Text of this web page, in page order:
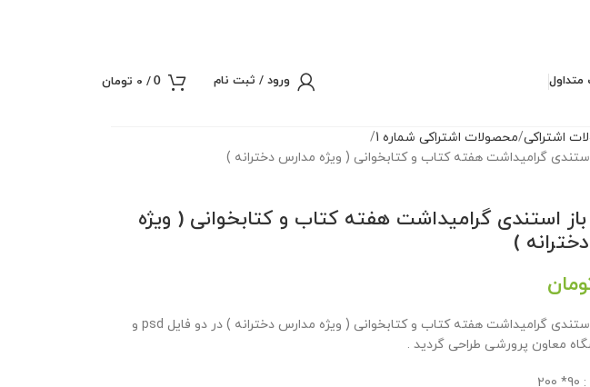
متداول ورود / ثبت نام 0
/
0 تومان
اشتراکی محصولات اشتراکی شماره 1
استندی گرامیداشت هفته کتاب و کتابخوانی ( ویژه مدارس دخترانه )
باز استندی گرامیداشت هفته کتاب و کتابخوانی ( ویژه
)
بنر لایه باز استندی گرامیداشت هفته کتاب و کتابخوانی ( ویژه مدارس دخترانه ) در دو فایل psd و